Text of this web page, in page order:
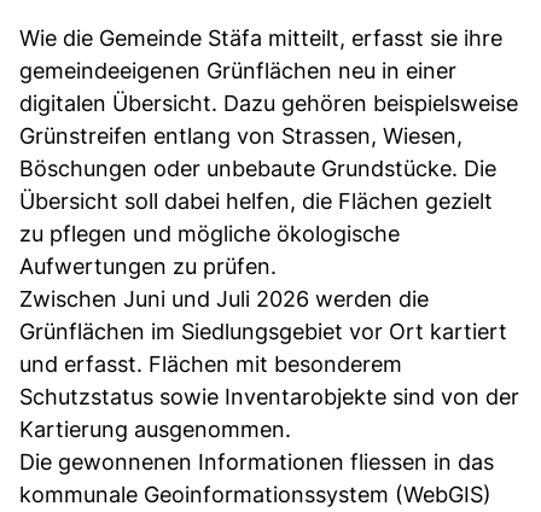
Wie die Gemeinde Stäfa mitteilt, erfasst sie ihre
gemeindeeigenen Grünflächen neu in einer
digitalen Übersicht. Dazu gehören beispielsweise
Grünstreifen entlang von Strassen, Wiesen,
Böschungen oder unbebaute Grundstücke. Die
Übersicht soll dabei helfen, die Flächen gezielt
zu pflegen und mögliche ökologische
Aufwertungen zu prüfen.
Zwischen Juni und Juli 2026 werden die
Grünflächen im Siedlungsgebiet vor Ort kartiert
und erfasst. Flächen mit besonderem
Schutzstatus sowie Inventarobjekte sind von der
Kartierung ausgenommen.
Die gewonnenen Informationen fliessen in das
kommunale Geoinformationssystem (WebGIS)